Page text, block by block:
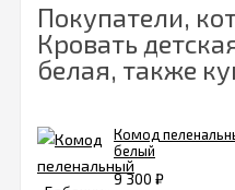
Покупатели,
Кровать
белая, также
Комод
белый
9 300 ₽